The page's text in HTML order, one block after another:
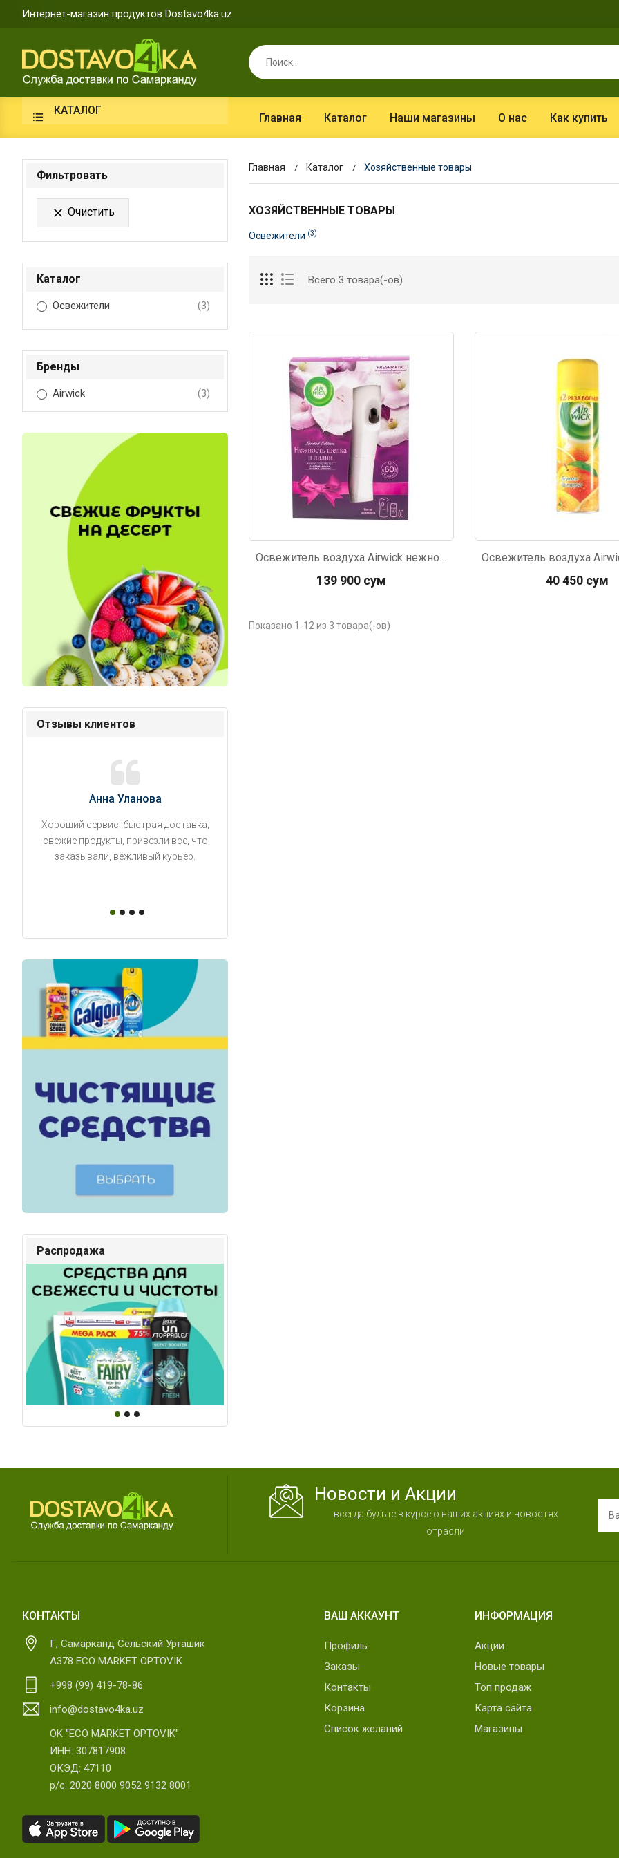
Интернет-магазин продуктов Dostavo4ka.uz
КАТАЛОГ
Главная Каталог Наши магазины О нас Как купить
Фильтровать
 Очистить
Каталог
Освежители (3)
Бренды
Airwick (3)
Отзывы клиентов
Анна Уланова
Хороший сервис, быстрая доставка,
свежие продукты, привезли все, что
заказывали, вежливый курьер.
Распродажа
Главная Каталог Хозяйственные товары
ХОЗЯЙСТВЕННЫЕ ТОВАРЫ
Освежители (3)
Всего 3 товара(-ов)
Освежитель воздуха Airwick нежность шелка и лилии 250мл
139 900 сум 40 450 сум
Показано 1-12 из 3 товара(-ов)
Новости и Акции
всегда будьте в курсе о наших акциях и новостях
отрасли
КОНТАКТЫ
Г, Самарканд Сельский Урташик
А378 ECO MARKET OPTOVIK
+998 (99) 419-78-86
info@dostavo4ka.uz
OK "ECO MARKET OPTOVIK"
ИНН: 307817908
ОКЭД: 47110
р/с: 2020 8000 9052 9132 8001
ВАШ АККАУНТ
Профиль
Заказы
Контакты
Корзина
Список желаний
ИНФОРМАЦИЯ
Акции
Новые товары
Топ продаж
Карта сайта
Магазины